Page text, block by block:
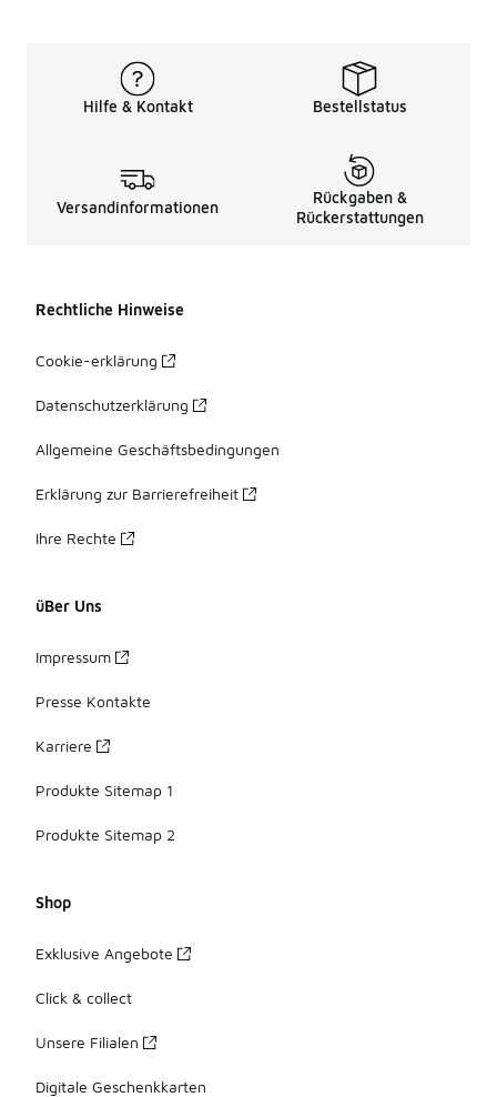
Hilfe & Kontakt Bestellstatus
Versandinformationen
Rückgaben &
Rückerstattungen
Rechtliche Hinweise
Cookie-erklärung
Datenschutzerklärung
Allgemeine Geschäftsbedingungen
Erklärung zur Barrierefreiheit
Ihre Rechte
üBer Uns
Impressum
Presse Kontakte
Karriere
Produkte Sitemap 1
Produkte Sitemap 2
Shop
Exklusive Angebote
Click & collect
Unsere Filialen
Digitale Geschenkkarten